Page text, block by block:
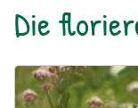
Die
Ein blühendes